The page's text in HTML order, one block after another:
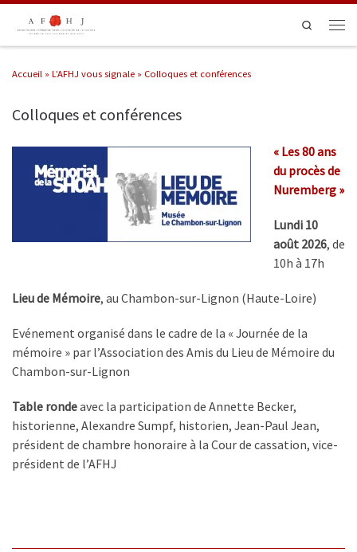
Passer au contenu
Search
Accueil » L’AFHJ vous signale » Colloques et conférences
Colloques et conférences
« Les 80 ans
du procès de
Nuremberg »
Lundi 10
août 2026, de
10h à 17h
Lieu de Mémoire, au Chambon-sur-Lignon (Haute-Loire)
Evénement organisé dans le cadre de la « Journée de la
mémoire » par l’Association des Amis du Lieu de Mémoire du
Chambon-sur-Lignon
Table rondeavec la participation de Annette Becker,
historienne, Alexandre Sumpf, historien, Jean-Paul Jean,
président de chambre honoraire à la Cour de cassation, vice-
président de l’AFHJ